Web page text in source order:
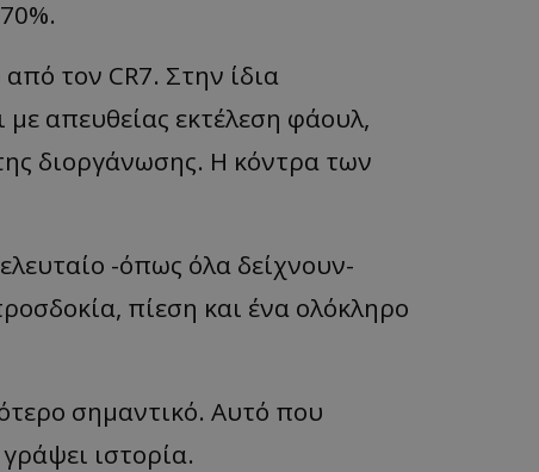
τον CR7. Στην ίδια
απευθείας εκτέλεση φάουλ,
διοργάνωσης. Η κόντρα των
-όπως όλα δείχνουν-
πίεση και ένα ολόκληρο
σημαντικό. Αυτό που
ιστορία.